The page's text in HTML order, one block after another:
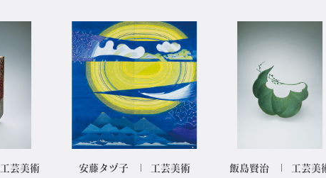
工芸美術 安藤タヅ子 工芸美術 飯島賢治 工芸美